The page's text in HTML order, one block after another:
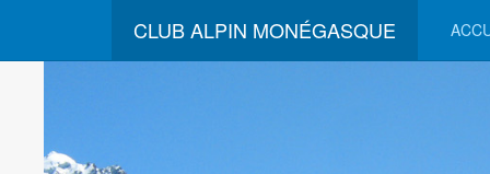
CLUB ALPIN MONÉGASQUE